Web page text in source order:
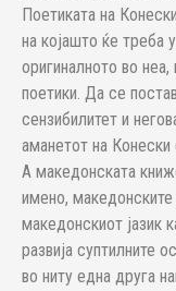
Поетиката на
на којашто ќе треба
оригиналното во
поетики. Да се
сензибилитет и
аманетот на
А македонската
имено,
македонскиот јазик
развија суптилните
во ниту една друга